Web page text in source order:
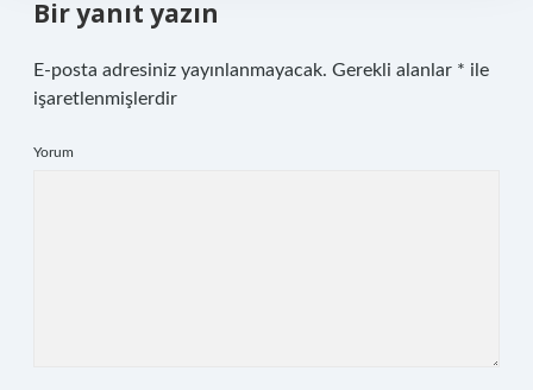
Bir yanıt yazın
E-posta adresiniz yayınlanmayacak. Gerekli alanlar * ile
işaretlenmişlerdir
Yorum